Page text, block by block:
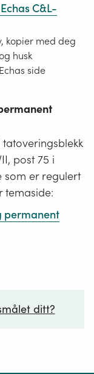
C&L-
kopier med deg
husk
side
post 75 i
som er regulert
temaside:
permanent
ditt?